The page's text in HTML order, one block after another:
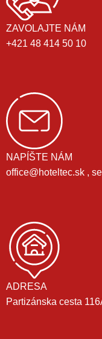
ZAVOLAJTE NÁM
+421 48 414 50 10
NAPÍŠTE NÁM
office@hoteltec.sk ,
ADRESA
Partizánska cesta